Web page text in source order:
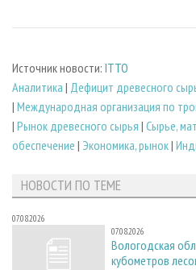
Источник новости: ITTO
Аналитика | Дефицит древесного
| Международная организация по
| Рынок древесного сырья | Сырье,
обеспечение | Экономика, рынок|
НОВОСТИ ПО ТЕМЕ
07.08.2026
07.08.2026
Вологодская
кубометров